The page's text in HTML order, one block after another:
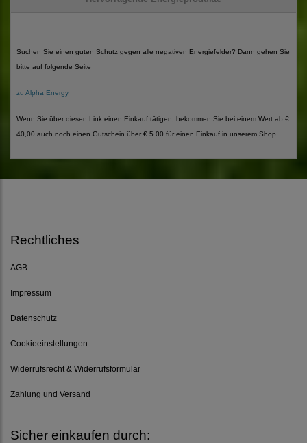
Suchen Sie einen guten Schutz gegen alle negativen Energiefelder? Dann gehen Sie
bitte auf folgende Seite
zu Alpha Energy
Wenn Sie über diesen Link einen Einkauf tätigen, bekommen Sie bei einem Wert ab €
40,00 auch noch einen Gutschein über € 5.00 für einen Einkauf in unserem Shop.
Rechtliches
AGB
Impressum
Datenschutz
Cookieeinstellungen
Widerrufsrecht & Widerrufsformular
Zahlung und Versand
Sicher einkaufen durch: